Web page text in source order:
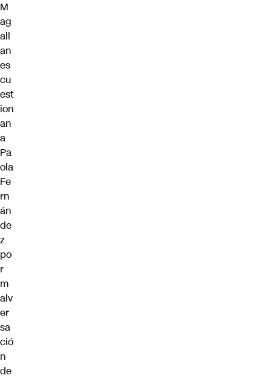
M
ag
all
an
es
cu
est
ion
an
a
Pa
ola
Fe
rn
án
de
z
po
r
m
alv
er
sa
ció
n
de